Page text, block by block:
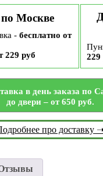
Москве
- бесплатно от
229 руб
229
в день заказа по
до двери – от 650 руб.
про доставку